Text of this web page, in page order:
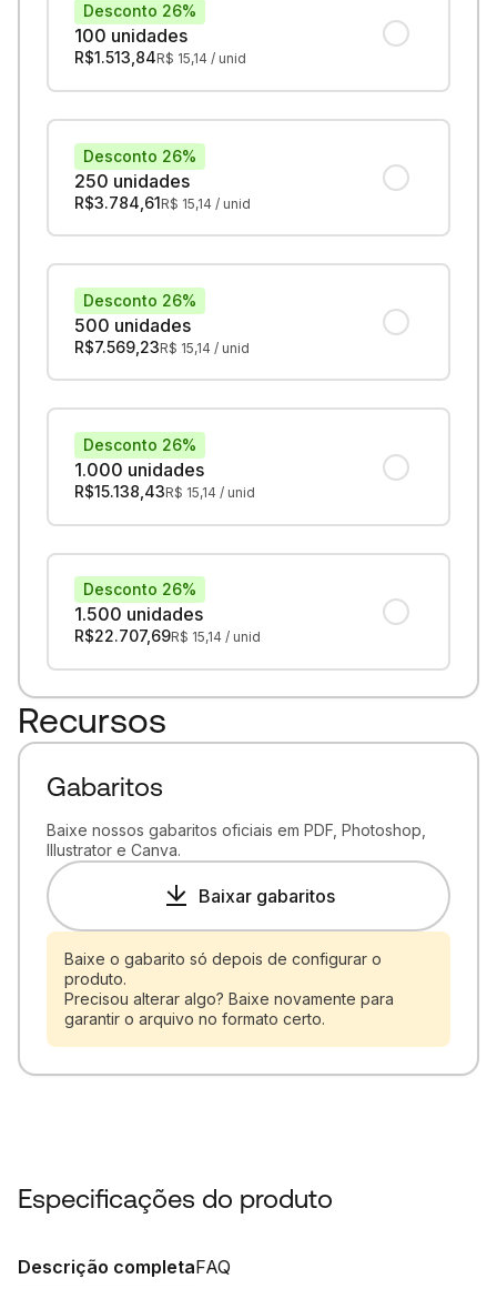
100 unidades
Desconto 26%
R$1.513,84R$ 15,14 / unid
250 unidades
Desconto 26%
R$3.784,61R$ 15,14 / unid
500 unidades
Desconto 26%
R$7.569,23R$ 15,14 / unid
1.000 unidades
Desconto 26%
R$15.138,43R$ 15,14 / unid
1.500 unidades
Desconto 26%
R$22.707,69R$ 15,14 / unid
Recursos
Gabaritos
Baixe nossos gabaritos oficiais em PDF, Photoshop,
Illustrator e Canva.
Baixar gabaritos
Baixe o gabarito só depois de configurar o
produto.
Precisou alterar algo? Baixe novamente para
garantir o arquivo no formato certo.
Especificações do produto
Descrição completaFAQ